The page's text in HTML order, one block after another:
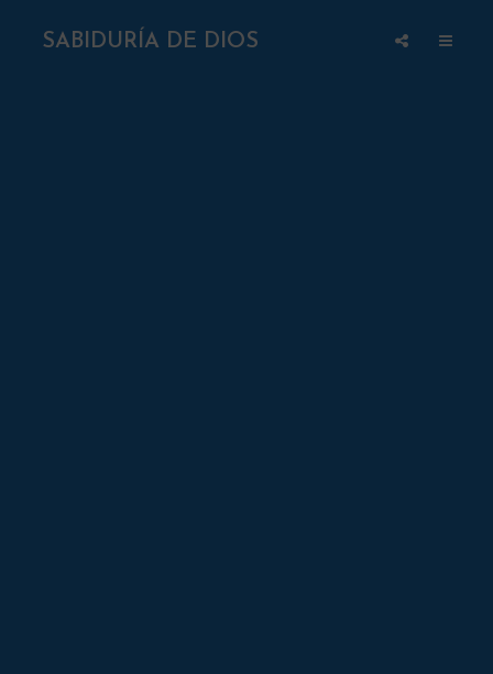
SABIDURÍA DE DIOS